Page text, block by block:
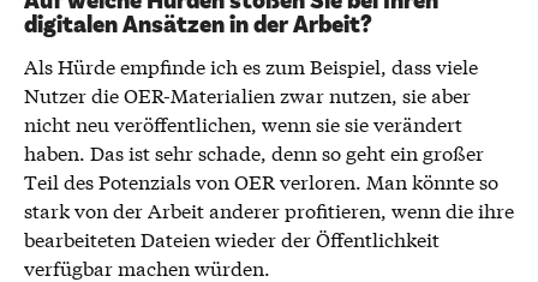
digitalen Ansätzen in der Arbeit?
Als Hürde empfinde ich es zum Beispiel, dass viele
Nutzer die OER-Materialien zwar nutzen, sie aber
nicht neu veröffentlichen, wenn sie sie verändert
haben. Das ist sehr schade, denn so geht ein großer
Teil des Potenzials von OER verloren. Man könnte so
stark von der Arbeit anderer profitieren, wenn die ihre
bearbeiteten Dateien wieder der Öffentlichkeit
verfügbar machen würden.